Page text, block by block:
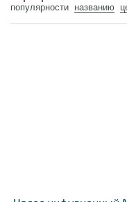
популярности названию